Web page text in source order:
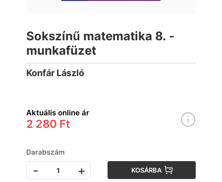
Sokszínű matematika 8. -
munkafüzet
Konfár László
Aktuális online ár
2 280 Ft
Darabszám
- + KOSÁRBA